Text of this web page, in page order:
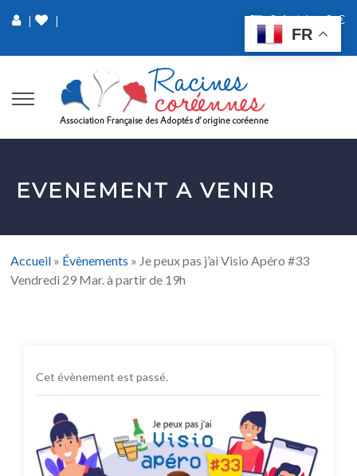
| 0 Article 0 €
|
EVENEMENT A VENIR
Accueil » Évènements » Je peux pas j’ai Visio Apéro #33
Vendredi 29 Mar. à partir de 19h
Cet évènement est passé.
FR